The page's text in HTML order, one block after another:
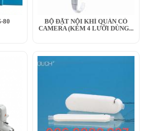
80
BỘ ĐẶT NỘI KHÍ QUẢN CÓ
CAMERA (KÈM 4 LƯỠI DÙNG...